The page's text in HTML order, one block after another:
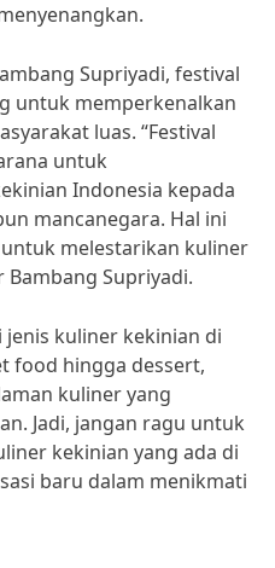
Supriyadi, festival
untuk memperkenalkan
luas. “Festival
untuk
Indonesia kepada
mancanegara. Hal ini
melestarikan kuliner
Supriyadi.
kuliner kekinian di
food hingga dessert,
kuliner yang
Jadi, jangan ragu untuk
kekinian yang ada di
baru dalam menikmati